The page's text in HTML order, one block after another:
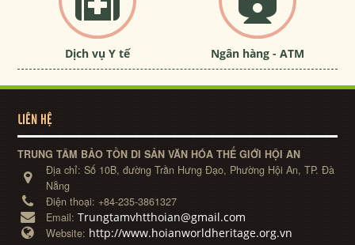
Dịch vụ Y tế Ngân hàng - ATM
LIÊN HỆ
TRUNG TÂM BẢO TỒN DI SẢN VĂN HÓA THẾ GIỚI HỘI AN
Địa chỉ:Số 10B, đường Trần Hưng Đạo, Phường Hội An, TP. Đà
Nẵng
Điện thoại: +84-235-3861327
Email:Trungtamvhtthoian@gmail.com
Website: http://www.hoianworldheritage.org.vn